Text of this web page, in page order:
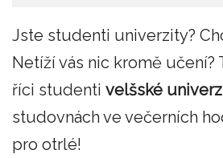
Jste studenti univerzity?
Netíží vás nic kromě učení?
říci studenti velšské
studovnách ve večerních
pro otrlé!